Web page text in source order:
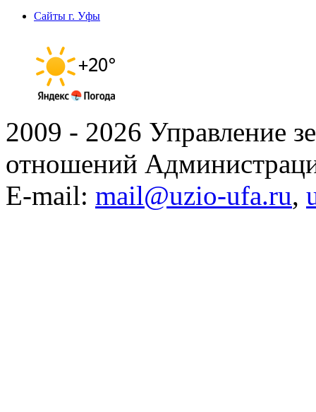
Сайты г. Уфы
2009 - 2026 Управление
отношений
E-mail: mail@uzio-ufa.ru,